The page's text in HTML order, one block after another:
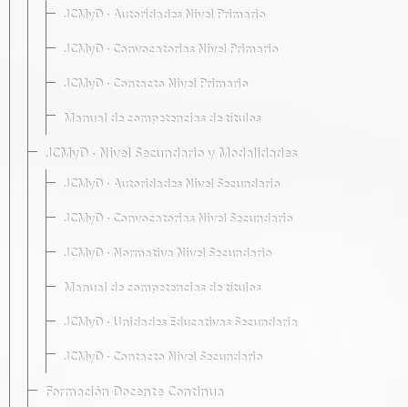
JCMyD · Autoridades Nivel Primario
JCMyD · Convocatorias Nivel Primario
JCMyD · Contacto Nivel Primario
Manual de competencias de títulos
JCMyD · Nivel Secundario y Modalidades
JCMyD · Autoridades Nivel Secundario
JCMyD · Convocatorias Nivel Secundario
JCMyD · Normativa Nivel Secundario
Manual de competencias de títulos
JCMyD · Unidades Educativas Secundaria
JCMyD · Contacto Nivel Secundario
Formación Docente Continua